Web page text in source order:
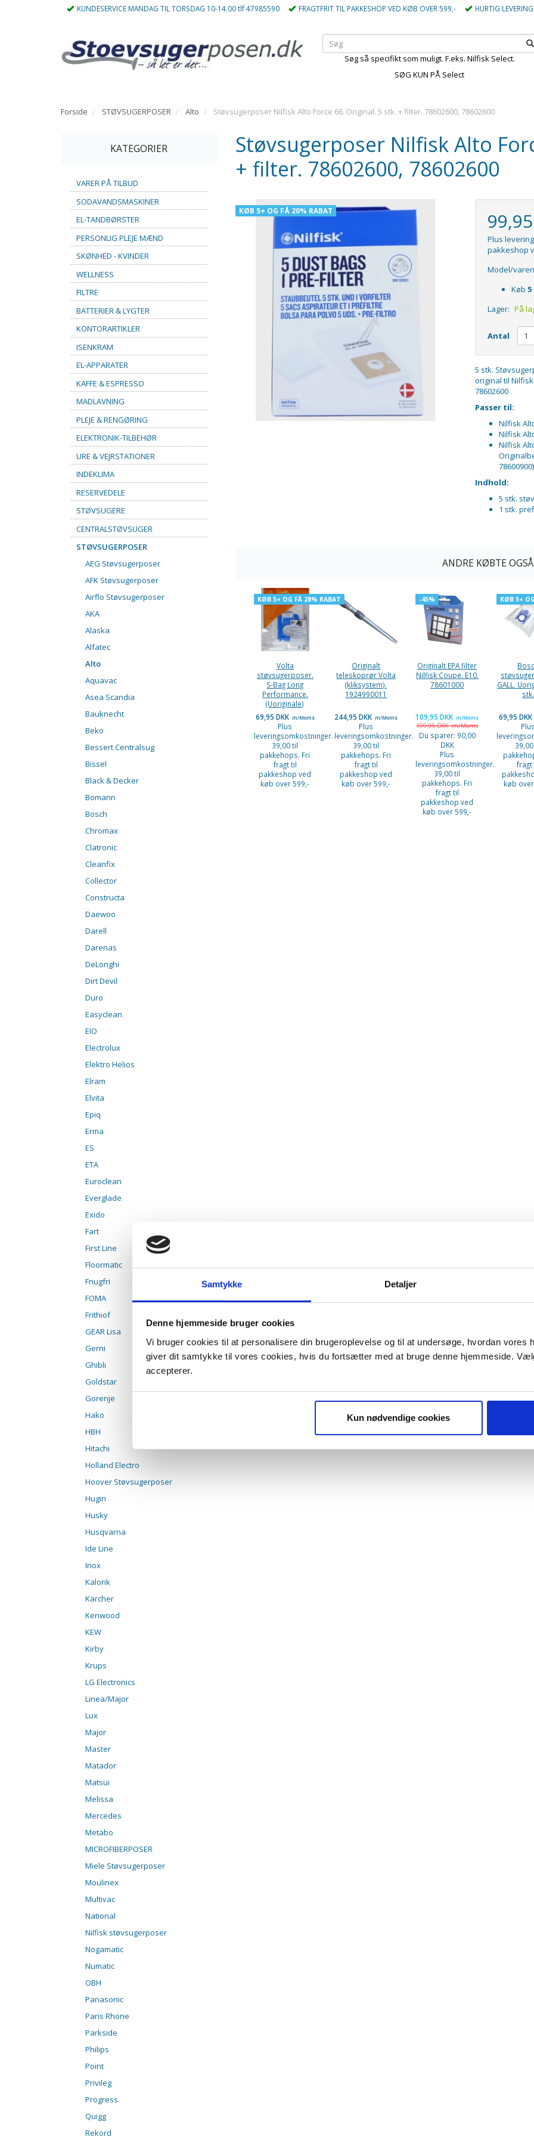
Samtykke Detaljer
Denne hjemmeside bruger cookies
Vi bruger cookies til at personalisere din brugeroplevelse og til at undersøge, hvordan vores
giver dit samtykke til vores cookies, hvis du fortsætter med at bruge denne hjemmeside.
accepterer.
Kun nødvendige cookies
KUNDESERVICE MANDAG TIL TORSDAG 10-14.00 tlf 47985590 FRAGTFRIT TIL PAKKESHOP VED KØB OVER 599,- HURTIG LEVERING
Søg så specifikt som muligt. F.eks. Nilfisk Select.
SØG KUN PÅ Select
Forside STØVSUGERPOSER Alto Støvsugerposer Nilfisk Alto Force 66. Original. 5 stk. + filter. 78602600, 78602600
KATEGORIER
VARER PÅ TILBUD
SODAVANDSMASKINER
EL-TANDBØRSTER
PERSONLIG PLEJE MÆND
SKØNHED - KVINDER
WELLNESS
FILTRE
BATTERIER & LYGTER
KONTORARTIKLER
ISENKRAM
EL-APPARATER
KAFFE & ESPRESSO
MADLAVNING
PLEJE & RENGØRING
ELEKTRONIK-TILBEHØR
URE & VEJRSTATIONER
INDEKLIMA
RESERVEDELE
STØVSUGERE
CENTRALSTØVSUGER
STØVSUGERPOSER
AEG Støvsugerposer
AFK Støvsugerposer
Airflo Støvsugerposer
AKA
Alaska
Alfatec
Alto
Aquavac
Asea Scandia
Bauknecht
Beko
Bessert Centralsug
Bissel
Black & Decker
Bomann
Bosch
Chromax
Clatronic
Cleanfix
Collector
Constructa
Daewoo
Darell
Darenas
DeLonghi
Dirt Devil
Duro
Easyclean
EIO
Electrolux
Elektro Helios
Elram
Elvita
Epiq
Erma
ES
ETA
Euroclean
Everglade
Exido
Fart
First Line
Floormatic
Fnugfri
FOMA
Frithiof
GEAR Lisa
Gerni
Ghibli
Goldstar
Gorenje
Hako
HBH
Hitachi
Holland Electro
Hoover Støvsugerposer
Hugin
Husky
Husqvarna
Ide Line
Inox
Kalorik
Kärcher
Kenwood
KEW
Kirby
Krups
LG Electronics
Linea/Major
Lux
Major
Master
Matador
Matsui
Melissa
Mercedes
Metabo
MICROFIBERPOSER
Miele Støvsugerposer
Moulinex
Multivac
National
Nilfisk støvsugerposer
Nogamatic
Numatic
OBH
Panasonic
Paris Rhone
Parkside
Philips
Point
Privileg
Progress
Quigg
Rekord
Støvsugerposer Nilfisk Alto
+ filter. 78602600, 78602600
KØB 5+ OG FÅ 20% RABAT
Plus
pakkeshop
Model/
Køb 5
Lager: På
Antal
5 stk.
original til
78602600
Passer til:
Nilfisk
Nilfisk
Nilfisk
78600900)
Indhold:
5 stk.
1 stk.
ANDRE KØBTE OGSÅ
KØB 5+ OG FÅ 28% RABAT
Volta
støvsugerposer.
S-Bag Long
Performance.
(Uoriginale)
69,95 DKK m/Moms
Plus
leveringsomkostninger.
39,00 til
pakkehops. Fri
fragt til
pakkeshop ved
køb over 599,-
Originalt
teleskoprør Volta
(kliksystem).
1924990011
244,95 DKK m/Moms
Plus
leveringsomkostninger.
39,00 til
pakkehops. Fri
fragt til
pakkeshop ved
køb over 599,-
-45%
Originalt EPA filter
Nilfisk Coupe. E10.
78601000
109,95 DKK m/Moms
199,95 DKKm/Moms
Du sparer: 90,00
DKK
Plus
leveringsomkostninger.
39,00 til
pakkehops. Fri
fragt til
pakkeshop ved
køb over 599,-
KØB 5+
GALL.
stk.
69,95 DKK
fragt
køb